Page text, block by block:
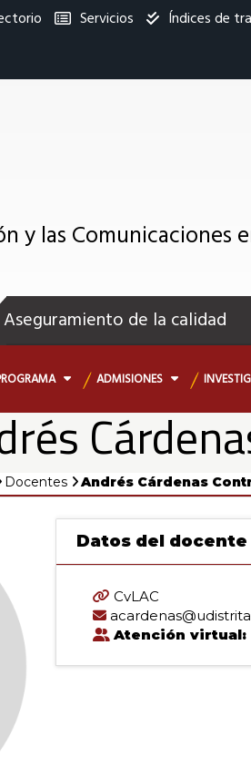
Servicios
Índices de
y las
Aseguramiento de la calidad
ADMISIONES
Docentes Andrés Cárdenas
Datos del docente
CvLAC
Atención virtual: